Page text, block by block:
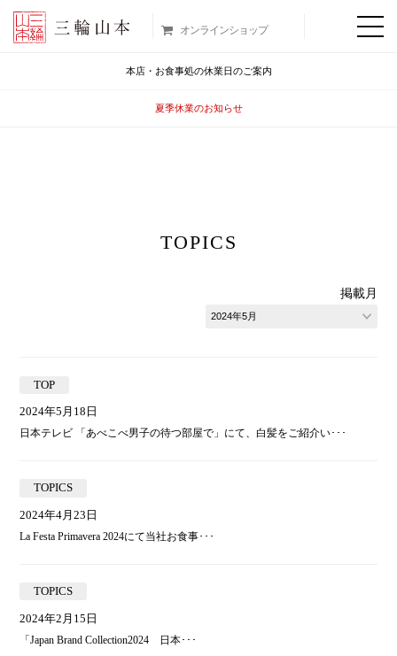
オンラインショップ
本店・お食事処の休業日のご案内
夏季休業のお知らせ
TOPICS
掲載月
2024年5月18日
TOP
日本テレビ 「あべこべ男子の待つ部屋で」にて、白髪をご紹介い･･･
2024年4月23日
TOPICS
La Festa Primavera 2024にて当社お食事･･･
2024年2月15日
TOPICS
「Japan Brand Collection2024 日本･･･